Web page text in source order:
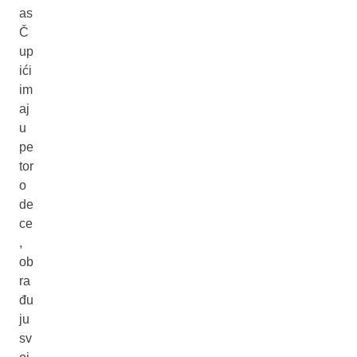
as
Č
up
ići
im
aj
u
pe
tor
o
de
ce
,
ob
ra
đu
ju
sv